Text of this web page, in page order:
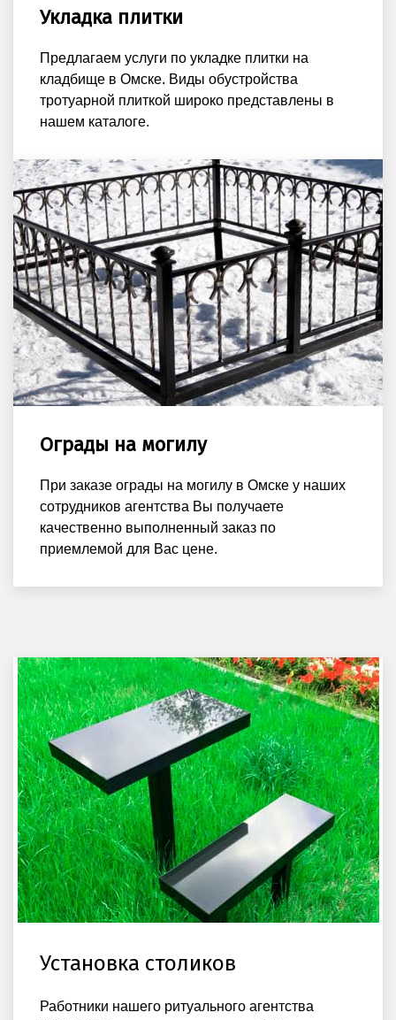
Укладка плитки
Предлагаем услуги по укладке плитки на
кладбище в Омске. Виды обустройства
тротуарной плиткой широко представлены в
нашем каталоге.
Ограды на могилу
При заказе ограды на могилу в Омске у наших
сотрудников агентства Вы получаете
качественно выполненный заказ по
приемлемой для Вас цене.
Установка столиков
Работники нашего ритуального агентства